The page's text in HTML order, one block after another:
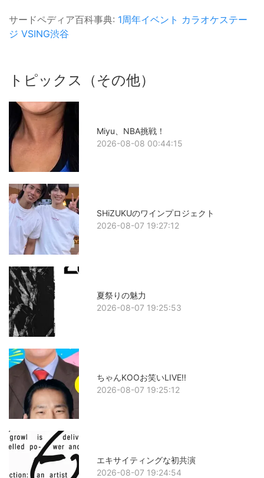
サードペディア百科事典: 1周年イベント カラオケステー
ジ VSING渋谷
トピックス（その他）
Miyu、NBA挑戦！
2026-08-08 00:44:15
SHiZUKUのワインプロジェクト
2026-08-07 19:27:12
夏祭りの魅力
2026-08-07 19:25:53
ちゃんKOOお笑いLIVE!!
2026-08-07 19:25:12
エキサイティングな初共演
2026-08-07 19:24:54